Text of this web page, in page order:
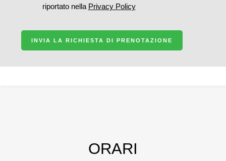
riportato nella Privacy Policy
INVIA LA RICHIESTA DI PRENOTAZIONE
ORARI